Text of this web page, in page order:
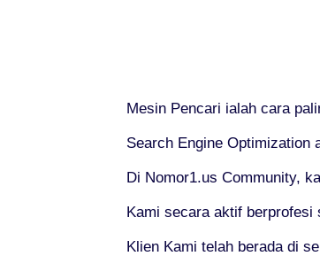
Mesin Pencari ialah cara
Search Engine Optimization
Di Nomor1.us Community,
Kami secara aktif berprofesi
Klien Kami telah berada di